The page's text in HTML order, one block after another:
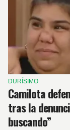
DURÍSIMO
Camilota
tras la
buscando”